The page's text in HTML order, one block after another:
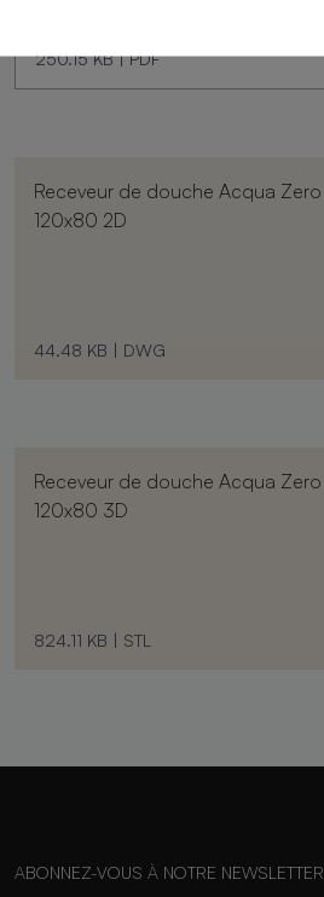
250.15 KB|PDF
Receveur de douche Acqua Zero
120x80 2D
44.48 KB | DWG
Receveur de douche Acqua Zero
120x80 3D
824.11 KB | STL
ABONNEZ-VOUS À NOTRE NEWSLETTER